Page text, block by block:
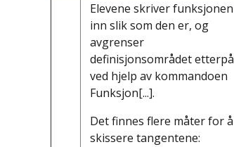
Elevene skriver funksjonen
inn slik som den er, og
avgrenser
definisjonsområdet etterpå
ved hjelp av kommandoen
Funksjon[...].
Det finnes flere måter for å
skissere tangentene: